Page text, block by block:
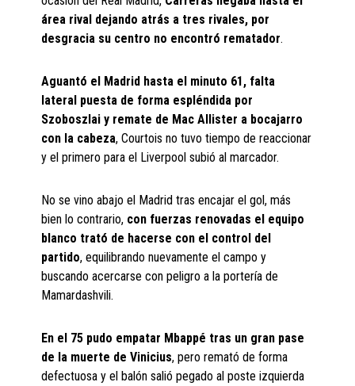
área rival dejando atrás a tres rivales, por
desgracia su centro no encontró rematador.
Aguantó el Madrid hasta el minuto 61, falta
lateral puesta de forma espléndida por
Szoboszlai y remate de Mac Allister a bocajarro
con la cabeza, Courtois no tuvo tiempo de reaccionar
y el primero para el Liverpool subió al marcador.
No se vino abajo el Madrid tras encajar el gol, más
bien lo contrario, con fuerzas renovadas el equipo
blanco trató de hacerse con el control del
partido, equilibrando nuevamente el campo y
buscando acercarse con peligro a la portería de
Mamardashvili.
En el 75 pudo empatar Mbappé tras un gran pase
de la muerte de Vinicius, pero remató de forma
defectuosa y el balón salió pegado al poste izquierda